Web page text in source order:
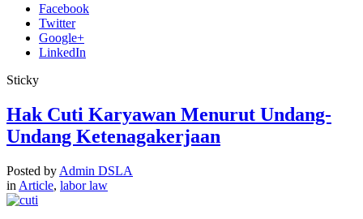
Facebook
Twitter
Google+
LinkedIn
Sticky
Hak Cuti Karyawan Menurut Undang-
Undang Ketenagakerjaan
Posted by Admin DSLA
in Article, labor law